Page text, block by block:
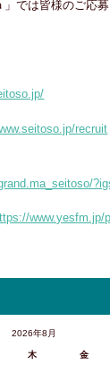
では皆様のご応
recruit
www.yesfm.jp/
2026年8月
木 金